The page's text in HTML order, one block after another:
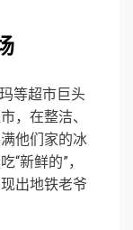
等超市巨头
，在整洁、
他们家的冰
新鲜的”，
出地铁老爷